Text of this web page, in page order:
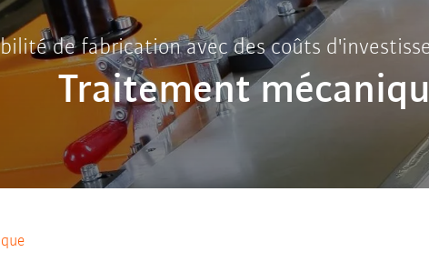
de fabrication avec des coûts
Traitement